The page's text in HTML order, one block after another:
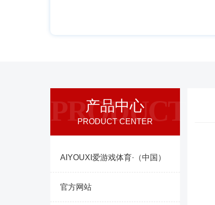
产品中心
PRODUCT CENTER
PRODUCT
AIYOUXI爱游戏体育·（中国）
官方网站